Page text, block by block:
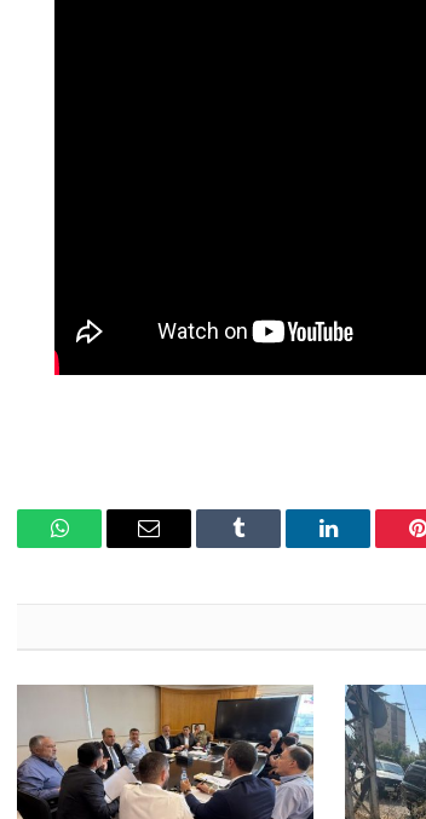
بينتيريستلينكدإن Tumblr
البريد
واتساب